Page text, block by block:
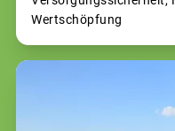
Wertschöpfung